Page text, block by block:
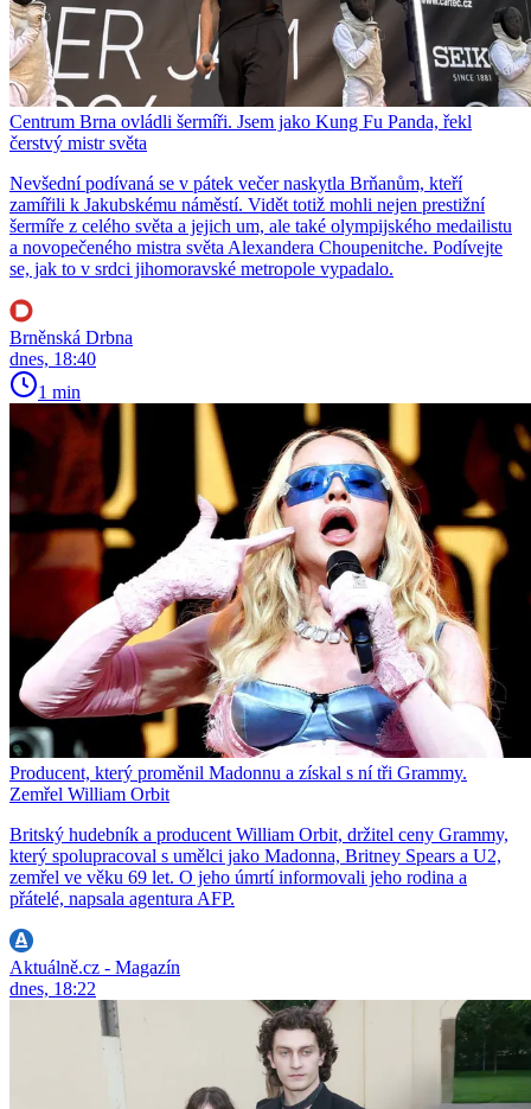
Centrum Brna ovládli šermíři. Jsem jako Kung Fu Panda, řekl
čerstvý mistr světa
Nevšední podívaná se v pátek večer naskytla Brňanům, kteří
zamířili k Jakubskému náměstí. Vidět totiž mohli nejen prestižní
šermíře z celého světa a jejich um, ale také olympijského medailistu
a novopečeného mistra světa Alexandera Choupenitche. Podívejte
se, jak to v srdci jihomoravské metropole vypadalo.
Brněnská Drbna
dnes, 18:40
1 min
Producent, který proměnil Madonnu a získal s ní tři Grammy.
Zemřel William Orbit
Britský hudebník a producent William Orbit, držitel ceny Grammy,
který spolupracoval s umělci jako Madonna, Britney Spears a U2,
zemřel ve věku 69 let. O jeho úmrtí informovali jeho rodina a
přátelé, napsala agentura AFP.
Aktuálně.cz - Magazín
dnes, 18:22